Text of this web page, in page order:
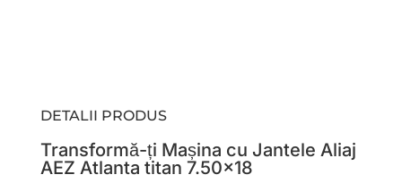
DETALII PRODUS
Transformă-ți Mașina cu Jantele Aliaj
AEZ Atlanta titan 7.50×18